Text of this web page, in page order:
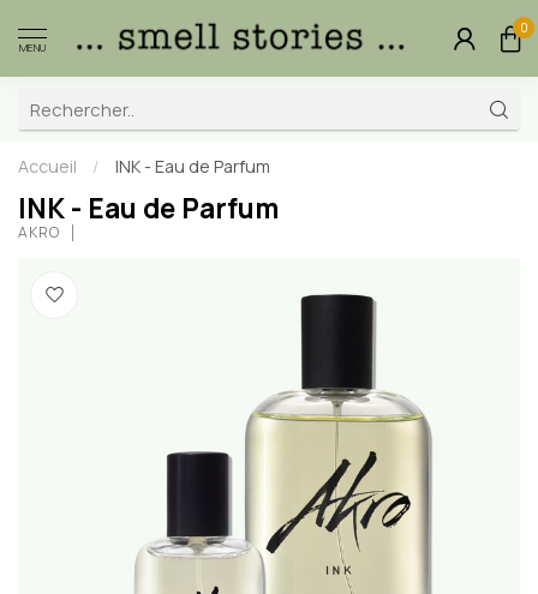
MENU
0
Accueil / INK - Eau de Parfum
INK - Eau de Parfum
AKRO